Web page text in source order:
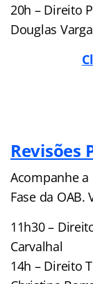
20h – Direito
Douglas
Revisões
Acompanhe a
Fase da OAB.
11h30 –
Carvalhal
14h – Direito